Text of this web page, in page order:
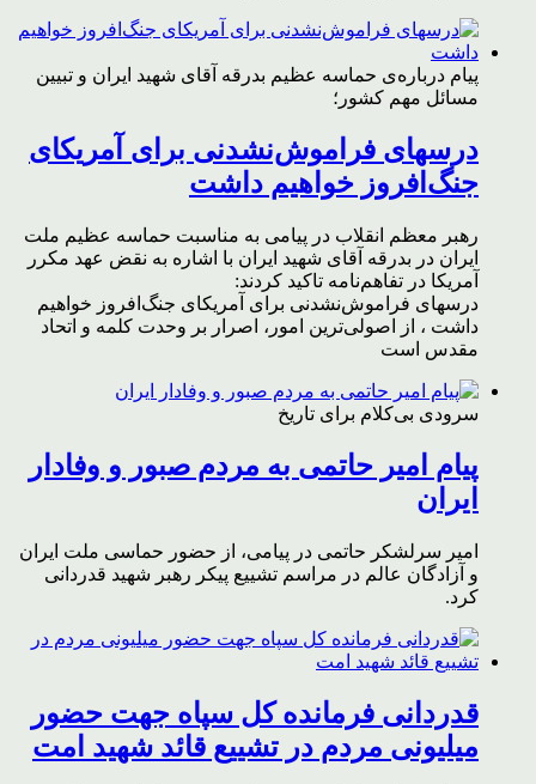
پیام درباره‌ی حماسه عظیم بدرقه آقای شهید ایران و تبیین
مسائل مهم کشور؛
درسهای فراموش‌نشدنی برای آمریکای
جنگ‌افروز خواهیم داشت
رهبر معظم انقلاب در پیامی به مناسبت حماسه عظیم ملت
ایران در بدرقه آقای شهید ایران با اشاره به نقض عهد مکرر
آمریکا در تفاهم‌نامه تاکید کردند:
درسهای فراموش‌نشدنی برای آمریکای جنگ‌افروز خواهیم
داشت ، از اصولی‌ترین امور، اصرار بر وحدت کلمه و اتحاد
مقدس است
سرودی بی‌کلام برای تاریخ
پیام امیر حاتمی به مردم صبور و وفادار
ایران
امیر سرلشکر حاتمی در پیامی، از حضور حماسی ملت ایران
و آزادگان عالم در مراسم تشییع پیکر رهبر شهید قدردانی
کرد.
قدردانی فرمانده کل سپاه جهت حضور
میلیونی مردم در تشییع قائد شهید امت